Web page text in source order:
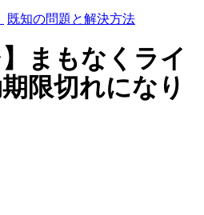
既知の問題と解決方法
】まもなくライ
限切れになり